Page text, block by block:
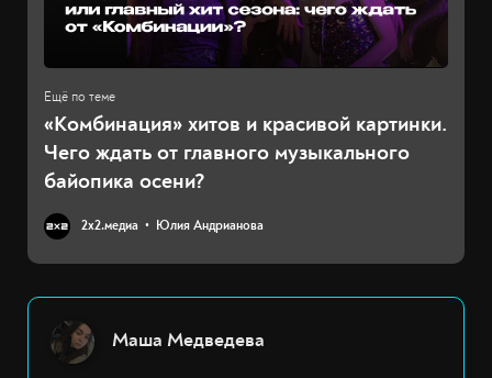
«Комбинация» хитов и красивой картинки.
Чего ждать от главного музыкального
байопика осени?
2х2.медиа Юлия Андрианова
Маша Медведева